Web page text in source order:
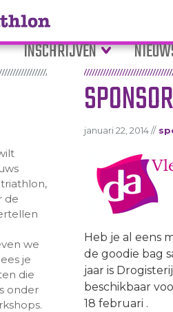
INSCHRIJVEN
de
we
je
die
onder
januari 22, 2014 //
Heb je al eens
de goodie bag
jaar is
beschikbaar
18 februari .